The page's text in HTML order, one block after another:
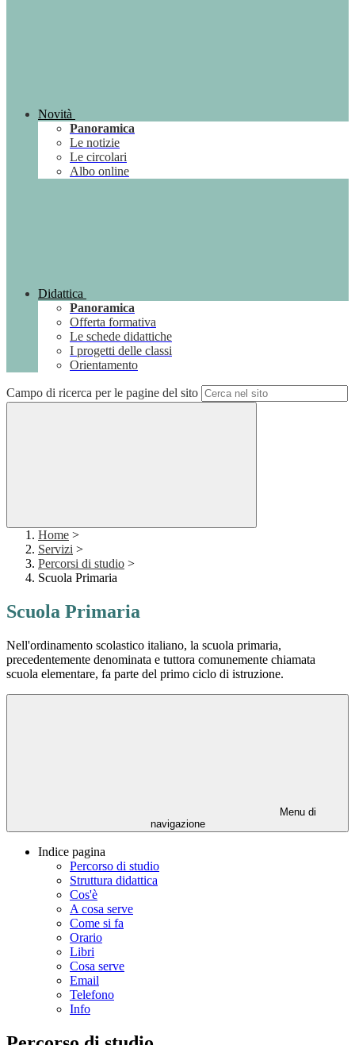
Novità
Panoramica
Le notizie
Le circolari
Albo online
Didattica
Panoramica
Offerta formativa
Le schede didattiche
I progetti delle classi
Orientamento
Campo di ricerca per le pagine del sito
Home >
Servizi >
Percorsi di studio >
Scuola Primaria
Scuola Primaria
Nell'ordinamento scolastico italiano, la scuola primaria,
precedentemente denominata e tuttora comunemente chiamata
scuola elementare, fa parte del primo ciclo di istruzione.
Menu di
navigazione
Indice pagina
Percorso di studio
Struttura didattica
Cos'è
A cosa serve
Come si fa
Orario
Libri
Cosa serve
Email
Telefono
Info